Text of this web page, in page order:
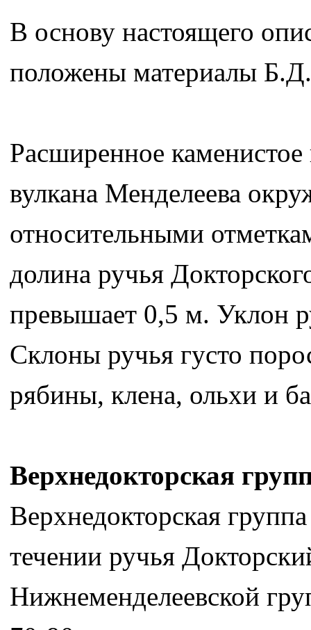
В основу настоящего
положены материалы
Расширенное каменистое
вулкана Менделеева
относительными
долина ручья
превышает 0,5 м. Уклон
Склоны ручья густо
рябины, клена, ольхи и
Верхнедокторская
Верхнедокторская
течении ручья
Нижнеменделеевской